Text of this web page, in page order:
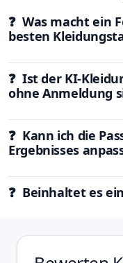
❓ Was macht ein
besten
❓ Ist der KI-
ohne Anmeldung
❓ Kann ich die
Ergebnisses
❓ Beinhaltet es